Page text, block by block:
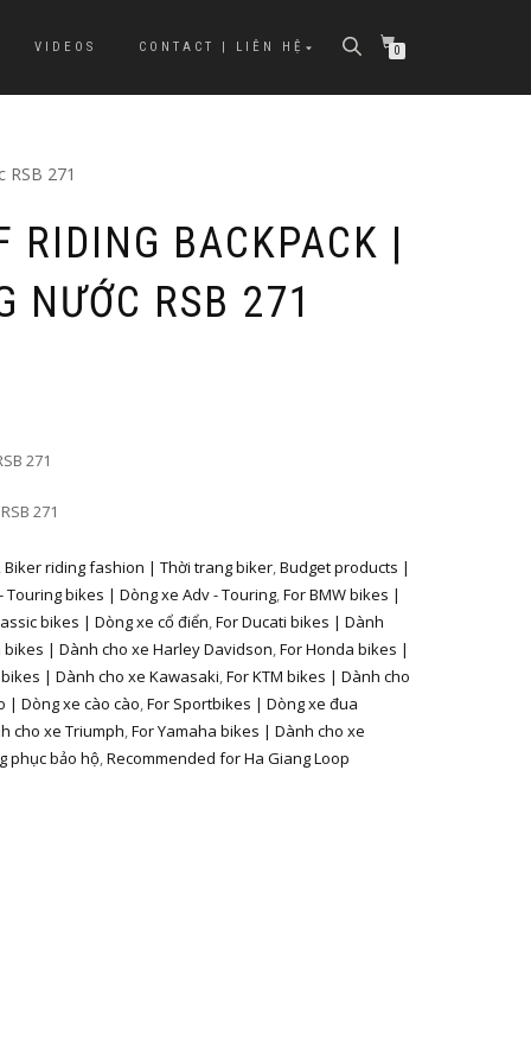
VIDEOS CONTACT | LIÊN HỆ 0
271
RIDING BACKPACK |
NƯỚC RSB 271
271
271
,Biker riding fashion | Thời trang biker,Budget products |
Touring bikes | Dòng xe Adv - Touring,For BMW bikes |
bikes | Dòng xe cổ điển,For Ducati bikes | Dành
bikes | Dành cho xe Harley Davidson,For Honda bikes |
| Dành cho xe Kawasaki,For KTM bikes | Dành cho
| Dòng xe cào cào,For Sportbikes | Dòng xe đua
cho xe Triumph,For Yamaha bikes | Dành cho xe
phục bảo hộ,Recommended for Ha Giang Loop